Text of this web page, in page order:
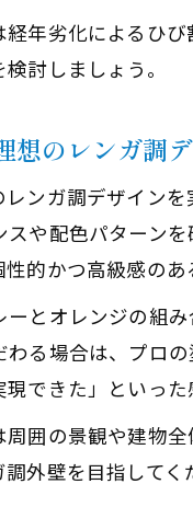
経年劣化によるひ
討しましょう。
想のレンガ調
ンガ調デザイン
や配色パターン
的かつ高級感のあ
とオレンジの組
る場合は、プロ
できた」といった
囲の景観や建物
外壁を目指してく